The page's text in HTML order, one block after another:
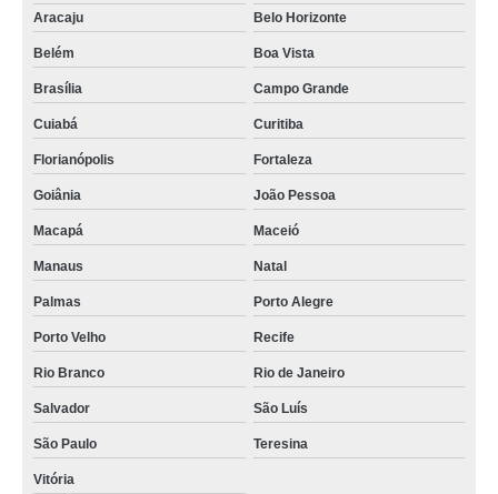
Aracaju
Belo Horizonte
Belém Boa Vista
Brasília Campo Grande
Cuiabá Curitiba
Florianópolis Fortaleza
Goiânia João Pessoa
Macapá Maceió
Manaus Natal
Palmas Porto Alegre
Porto Velho Recife
Rio Branco Rio de Janeiro
Salvador São Luís
São Paulo Teresina
Vitória